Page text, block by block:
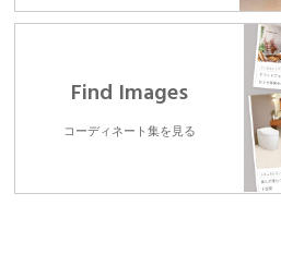
Find Images
コーディネート集を見る